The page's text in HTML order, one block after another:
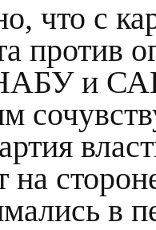
что с
против
и
на
в